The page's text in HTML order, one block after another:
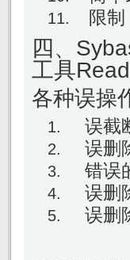
限制
四、
工具
各种误操
误截
误删
错误
误删
误删